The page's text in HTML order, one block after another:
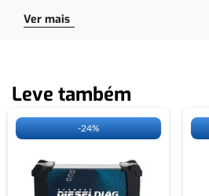
Ver mais
Leve também
-24%